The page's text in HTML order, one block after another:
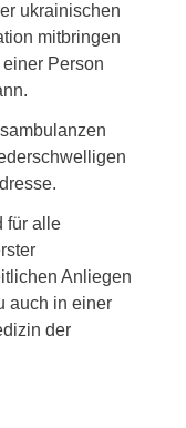
ukrainischen
mitbringen
Person
für alle
Anliegen
auch in einer
der